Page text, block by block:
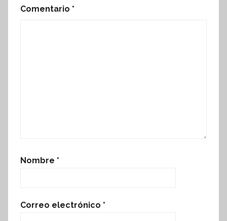
Comentario *
Nombre *
Correo electrónico *